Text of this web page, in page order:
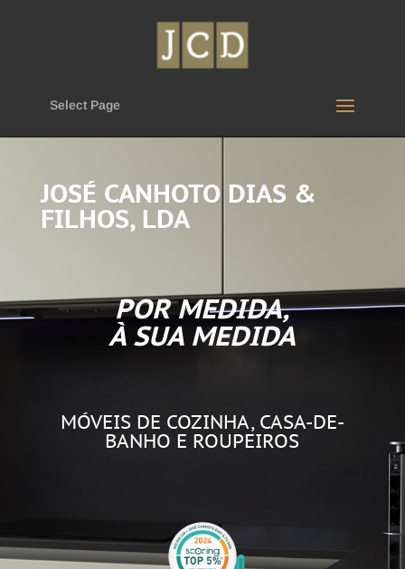
Select Page
JOSÉ CANHOTO DIAS &
FILHOS, LDA
POR MEDIDA,
À SUA MEDIDA
MÓVEIS DE COZINHA, CASA-DE-
BANHO E ROUPEIROS